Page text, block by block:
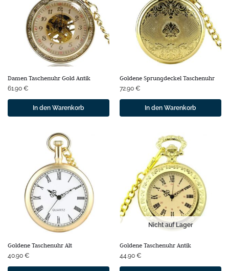
Damen Taschenuhr Gold Antik
61.90 €
In den Warenkorb
Goldene Sprungdeckel Taschenuhr
72.90 €
In den Warenkorb
Goldene Taschenuhr Alt
40.90 €
Nicht auf Lager
Goldene Taschenuhr Antik
44.90 €